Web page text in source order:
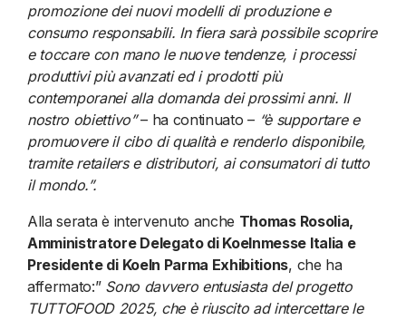
promozione dei nuovi modelli di produzione e
consumo responsabili. In fiera sarà possibile scoprire
e toccare con mano le nuove tendenze, i processi
produttivi più avanzati ed i prodotti più
contemporanei alla domanda dei prossimi anni. Il
nostro obiettivo”– ha continuato – “è supportare e
promuovere il cibo di qualità e renderlo disponibile,
tramite retailers e distributori, ai consumatori di tutto
il mondo.”.
Alla serata è intervenuto anche Thomas Rosolia,
Amministratore Delegato di Koelnmesse Italia e
Presidente di Koeln Parma Exhibitions, che ha
affermato:”Sono davvero entusiasta del progetto
TUTTOFOOD 2025, che è riuscito ad intercettare le